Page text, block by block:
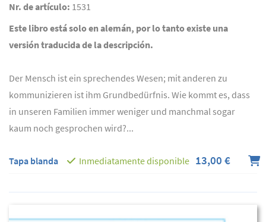
Nr. de artículo: 1531
Este libro está solo en alemán, por lo tanto existe una
versión traducida de la descripción.
Der Mensch ist ein sprechendes Wesen; mit anderen zu
kommunizieren ist ihm Grundbedürfnis. Wie kommt es, dass
in unseren Familien immer weniger und manchmal sogar
kaum noch gesprochen wird?...
Tapa blanda Inmediatamente disponible 13,00 €